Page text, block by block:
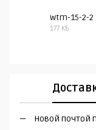
wtm-15-2-2
177 КБ
Новой почтой